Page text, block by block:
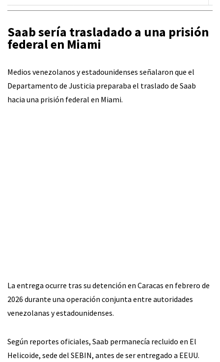
Saab sería trasladado a una prisión
federal en Miami
Medios venezolanos y estadounidenses señalaron que el
Departamento de Justicia preparaba el traslado de Saab
hacia una prisión federal en Miami.
La entrega ocurre tras su detención en Caracas en febrero de
2026 durante una operación conjunta entre autoridades
venezolanas y estadounidenses.
Según reportes oficiales, Saab permanecía recluido en El
Helicoide, sede del SEBIN, antes de ser entregado a EEUU.